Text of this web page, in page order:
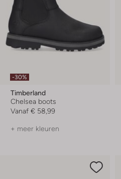
-30%
Timberland
Chelsea boots
Vanaf € 58,99
+ meer kleuren